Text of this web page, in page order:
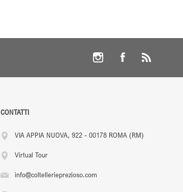
CONTATTI
VIA APPIA NUOVA, 922 - 00178 ROMA (RM)
Virtual Tour
info@coltellerieprezioso.com